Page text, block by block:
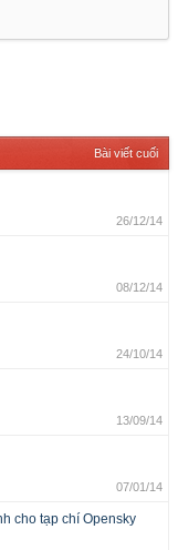
Bài viết cuối
26/12/14
08/12/14
24/10/14
13/09/14
07/01/14
cho tạp chí Opensky